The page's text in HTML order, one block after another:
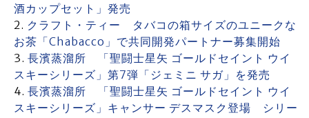
酒カップセット」発売
クラフト・ティー タバコの箱サイズのユニークな
お茶「Chabacco」で共同開発パートナー募集開始
長濱蒸溜所 「聖闘士星矢 ゴールドセイント ウイ
スキーシリーズ」第7弾「ジェミニ サガ」を発売
長濱蒸溜所 「聖闘士星矢 ゴールドセイント ウイ
スキーシリーズ」キャンサー デスマスク登場 シリー